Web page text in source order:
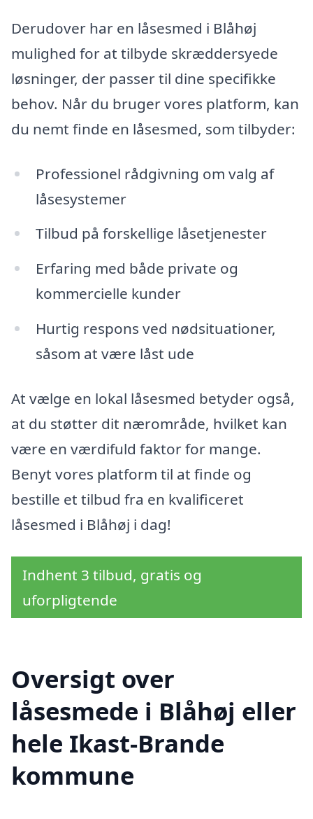
Derudover har en låsesmed i Blåhøj
mulighed for at tilbyde skræddersyede
løsninger, der passer til dine specifikke
behov. Når du bruger vores platform, kan
du nemt finde en låsesmed, som tilbyder:
Professionel rådgivning om valg af
låsesystemer
Tilbud på forskellige låsetjenester
Erfaring med både private og
kommercielle kunder
Hurtig respons ved nødsituationer,
såsom at være låst ude
At vælge en lokal låsesmed betyder også,
at du støtter dit nærområde, hvilket kan
være en værdifuld faktor for mange.
Benyt vores platform til at finde og
bestille et tilbud fra en kvalificeret
låsesmed i Blåhøj i dag!
Indhent 3 tilbud, gratis og
uforpligtende
Oversigt over
låsesmede i Blåhøj eller
hele Ikast-Brande
kommune